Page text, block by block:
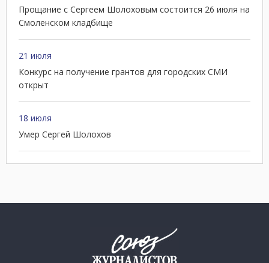
Прощание с Сергеем Шолоховым состоится 26 июля на
Смоленском кладбище
21 июля
Конкурс на получение грантов для городских СМИ
открыт
18 июля
Умер Сергей Шолохов